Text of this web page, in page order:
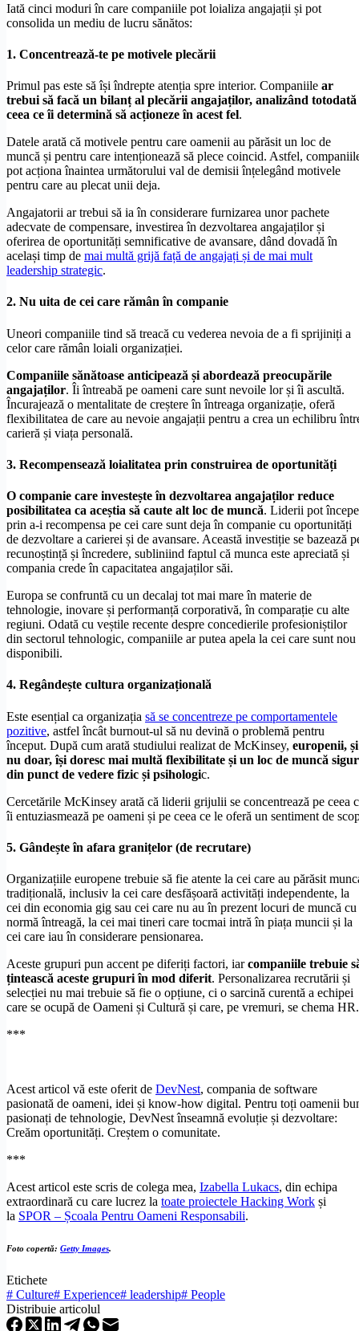
Iată cinci moduri în care companiile pot loializa angajații și pot
consolida un mediu de lucru sănătos:
1. Concentrează-te pe motivele plecării
Primul pas este să își îndrepte atenția spre interior. Companiile ar
trebui să facă un bilanț al plecării angajaților, analizând totodată
ceea ce îi determină să acționeze în acest fel.
Datele arată că motivele pentru care oamenii au părăsit un loc de
muncă și pentru care intenționează să plece coincid. Astfel,
pot acționa înaintea următorului val de demisii înțelegând motivele
pentru care au plecat unii deja.
Angajatorii ar trebui să ia în considerare furnizarea unor pachete
adecvate de compensare, investirea în dezvoltarea angajaților și
oferirea de oportunități semnificative de avansare, dând dovadă în
același timp de mai multă grijă față de angajați și de mai mult
leadership strategic.
2. Nu uita de cei care rămân în companie
Uneori companiile tind să treacă cu vederea nevoia de a fi sprijiniți a
celor care rămân loiali organizației.
Companiile sănătoase anticipează și abordează preocupările
angajaților. Îi întreabă pe oameni care sunt nevoile lor și îi ascultă.
Încurajează o mentalitate de creștere în întreaga organizație, oferă
flexibilitatea de care au nevoie angajații pentru a crea un echilibru
carieră și viața personală.
3. Recompensează loialitatea prin construirea de oportunități
O companie care investește în dezvoltarea angajaților reduce
posibilitatea ca aceștia să caute alt loc de muncă. Liderii pot începe
prin a-i recompensa pe cei care sunt deja în companie cu oportunități
de dezvoltare a carierei și de avansare. Această investiție se bazează
recunoștință și încredere, subliniind faptul că munca este apreciată și
compania crede în capacitatea angajaților săi.
Europa se confruntă cu un decalaj tot mai mare în materie de
tehnologie, inovare și performanță corporativă, în comparație cu alte
regiuni. Odată cu veștile recente despre concedierile profesioniștilor
din sectorul tehnologic, companiile ar putea apela la cei care sunt nou
disponibili.
4. Regândește cultura organizațională
Este esențial ca organizația să se concentreze pe comportamentele
pozitive, astfel încât burnout-ul să nu devină o problemă pentru
început. După cum arată studiului realizat de McKinsey, europenii, și
nu doar, își doresc mai multă flexibilitate și un loc de muncă sigur
din punct de vedere fizic și psihologic.
Cercetările McKinsey arată că liderii grijulii se concentrează pe ceea
îi entuziasmează pe oameni și pe ceea ce le oferă un sentiment de
5. Gândește în afara granițelor (de recrutare)
Organizațiile europene trebuie să fie atente la cei care au părăsit
tradițională, inclusiv la cei care desfășoară activități independente, la
cei din economia gig sau cei care nu au în prezent locuri de muncă cu
normă întreagă, la cei mai tineri care tocmai intră în piața muncii și la
cei care iau în considerare pensionarea.
Aceste grupuri pun accent pe diferiți factori, iarcompaniile trebuie
țintească aceste grupuri în mod diferit. Personalizarea recrutării și
selecției nu mai trebuie să fie o opțiune, ci o sarcină curentă a echipei
care se ocupă de Oameni și Cultură și care, pe vremuri, se chema HR.
***
Acest articol vă este oferit de DevNest, compania de software
pasionată de oameni, idei și know-how digital. Pentru toți oamenii
pasionați de tehnologie, DevNest înseamnă evoluție și dezvoltare:
Creăm oportunități. Creștem o comunitate.
***
Acest articol este scris de colega mea, Izabella Lukacs, din echipa
extraordinară cu care lucrez la toate proiectele Hacking Work și
la SPOR – Școala Pentru Oameni Responsabili.
Foto copertă: Getty Images.
Etichete
# Culture# Experience# leadership# People
Distribuie articolul